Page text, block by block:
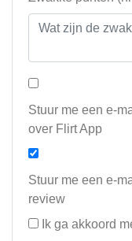
Stuur me een e-
over Flirt App
Stuur me een e-
review
Ik ga akkoord